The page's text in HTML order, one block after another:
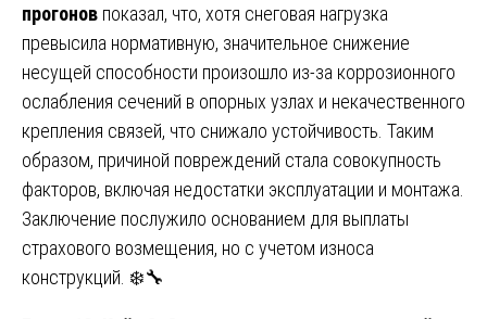
прогонов показал, что, хотя снеговая нагрузка
превысила нормативную, значительное снижение
несущей способности произошло из-за коррозионного
ослабления сечений в опорных узлах и некачественного
крепления связей, что снижало устойчивость. Таким
образом, причиной повреждений стала совокупность
факторов, включая недостатки эксплуатации и монтажа.
Заключение послужило основанием для выплаты
страхового возмещения, но с учетом износа
конструкций. ❄️🔧